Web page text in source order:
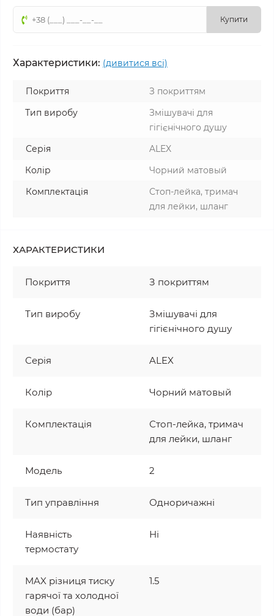
Купити
Характеристики: (дивитися всі)
Покриття
З покриттям
Тип виробу
Змішувачі для
гігієнічного душу
Серія
ALEX
Колір
Чорний матовый
Комплектація
Стоп-лейка, тримач
для лейки, шланг
ХАРАКТЕРИСТИКИ
Покриття З покриттям
Тип виробу
Змішувачі для
гігієнічного душу
Серія ALEX
Колір Чорний матовый
Комплектація
Стоп-лейка, тримач
для лейки, шланг
Модель 2
Тип управління Одноричажні
Наявність
термостату
Ні
MAX різниця тиску
гарячої та холодної
води (бар)
1.5